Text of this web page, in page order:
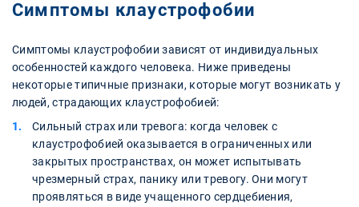
Симптомы клаустрофобии
Симптомы клаустрофобии зависят от индивидуальных
особенностей каждого человека. Ниже приведены
некоторые типичные признаки, которые могут возникать у
людей, страдающих клаустрофобией:
Сильный страх или тревога: когда человек с
клаустрофобией оказывается в ограниченных или
закрытых пространствах, он может испытывать
чрезмерный страх, панику или тревогу. Они могут
проявляться в виде учащенного сердцебиения,